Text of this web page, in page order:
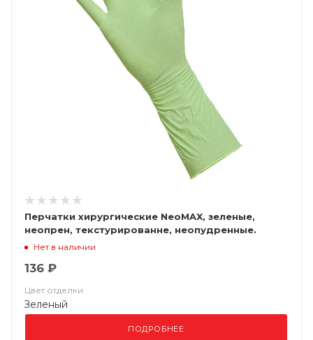
Перчатки хирургические NeoMAX, зеленые,
неопрен, текстурированне, неопудренные.
стерильные
Нет в наличии
136 ₽
Цвет отделки
Зеленый
ПОДРОБНЕЕ